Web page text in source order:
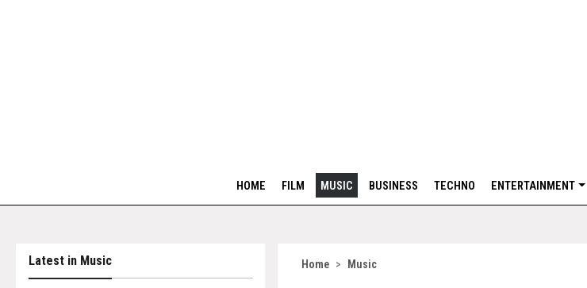
HOME FILM MUSIC BUSINESS TECHNO ENTERTAINMENT
Latest in Music Home > Music